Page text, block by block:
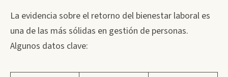
La evidencia sobre el retorno del bienestar laboral es
una de las más sólidas en gestión de personas.
Algunos datos clave: